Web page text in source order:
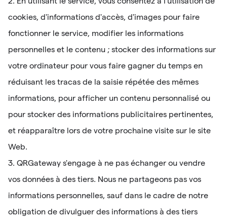
cookies, d'informations d'accès, d'images pour faire
fonctionner le service, modifier les informations
personnelles et le contenu ; stocker des informations sur
votre ordinateur pour vous faire gagner du temps en
réduisant les tracas de la saisie répétée des mêmes
informations, pour afficher un contenu personnalisé ou
pour stocker des informations publicitaires pertinentes,
et réapparaître lors de votre prochaine visite sur le site
Web.
3. QRGateway s'engage à ne pas échanger ou vendre
vos données à des tiers. Nous ne partageons pas vos
informations personnelles, sauf dans le cadre de notre
obligation de divulguer des informations à des tiers